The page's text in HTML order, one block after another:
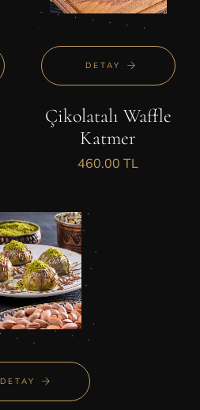
DETAY
Çikolatalı Waffle
Katmer
460.00 TL
DETAY